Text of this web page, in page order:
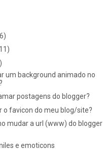
um background animado no
postagens do blogger?
o favicon do meu blog/site?
mudar a url (www) do blogger
e emoticons